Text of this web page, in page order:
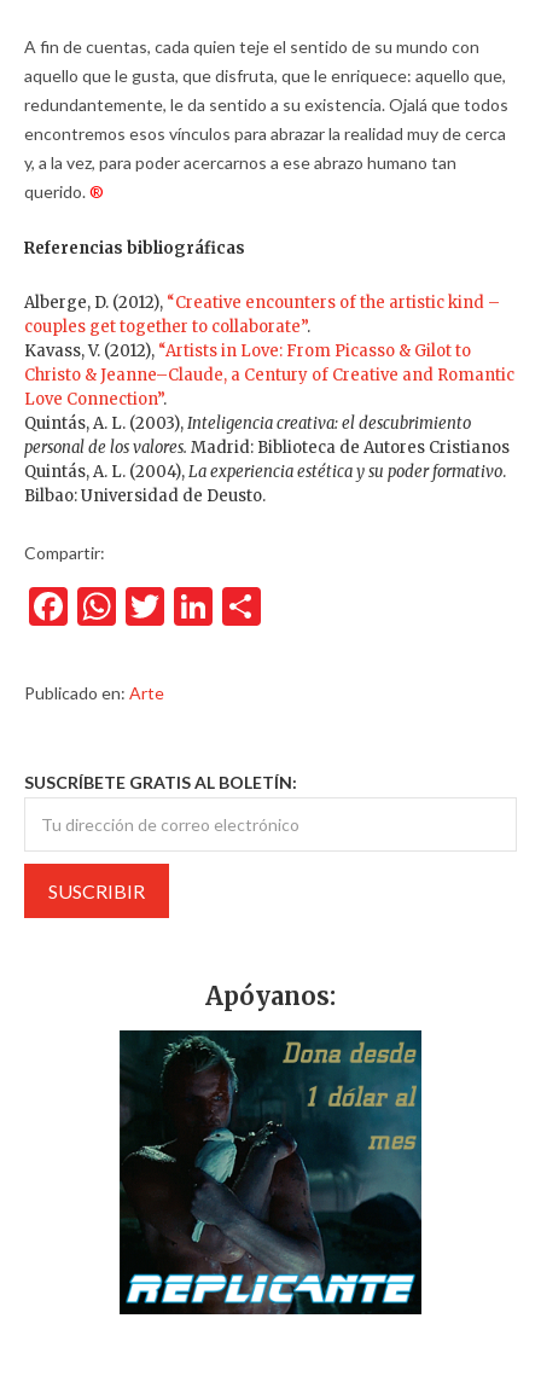
A fin de cuentas, cada quien teje el sentido de su mundo con
aquello que le gusta, que disfruta, que le enriquece: aquello que,
redundantemente, le da sentido a su existencia. Ojalá que todos
encontremos esos vínculos para abrazar la realidad muy de cerca
y, a la vez, para poder acercarnos a ese abrazo humano tan
querido.®
Referencias bibliográficas
Alberge, D. (2012), “Creative encounters of the artistic kind –
couples get together to collaborate”.
Kavass, V. (2012), “Artists in Love: From Picasso & Gilot to
Christo & Jeanne–Claude, a Century of Creative and Romantic
Love Connection”.
Quintás, A. L. (2003),Inteligencia creativa: el descubrimiento
personal de los valores. Madrid: Biblioteca de Autores Cristianos
Quintás, A. L. (2004),La experiencia estética y su poder formativo.
Bilbao: Universidad de Deusto.
Compartir:
Facebook
WhatsApp
TwitterLinkedIn
Publicado en: Arte
SUSCRÍBETE GRATIS AL BOLETÍN:
Apóyanos: